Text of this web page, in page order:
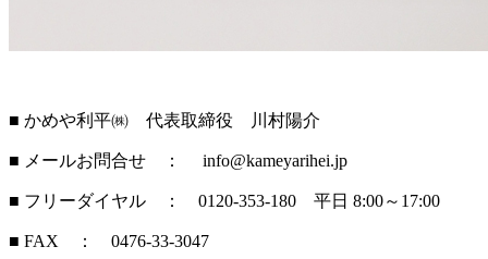
■ かめや利平㈱ 代表取締役 川村陽介
■ メールお問合せ ： info@kameyarihei.jp
■ フリーダイヤル ： 0120-353-180 平日 8:00～17:00
■ FAX ： 0476-33-3047